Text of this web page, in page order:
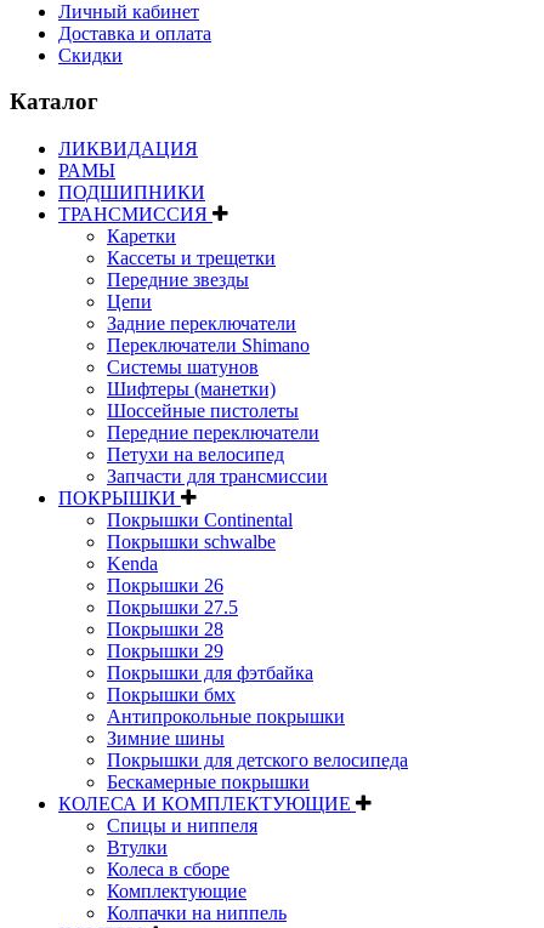
Личный кабинет
Доставка и оплата
Скидки
Каталог
ЛИКВИДАЦИЯ
РАМЫ
ПОДШИПНИКИ
ТРАНСМИССИЯ
Каретки
Кассеты и трещетки
Передние звезды
Цепи
Задние переключатели
Переключатели Shimano
Системы шатунов
Шифтеры (манетки)
Шоссейные пистолеты
Передние переключатели
Петухи на велосипед
Запчасти для трансмиссии
ПОКРЫШКИ
Покрышки Continental
Покрышки schwalbe
Kenda
Покрышки 26
Покрышки 27.5
Покрышки 28
Покрышки 29
Покрышки для фэтбайка
Покрышки бмх
Антипрокольные покрышки
Зимние шины
Покрышки для детского велосипеда
Бескамерные покрышки
КОЛЕСА И КОМПЛЕКТУЮЩИЕ
Спицы и ниппеля
Втулки
Колеса в сборе
Комплектующие
Колпачки на ниппель